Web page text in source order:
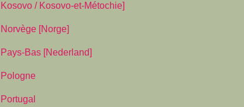
Kosovo / Kosovo-et-Métochie]
Norvège [Norge]
Pays-Bas [Nederland]
Pologne
Portugal